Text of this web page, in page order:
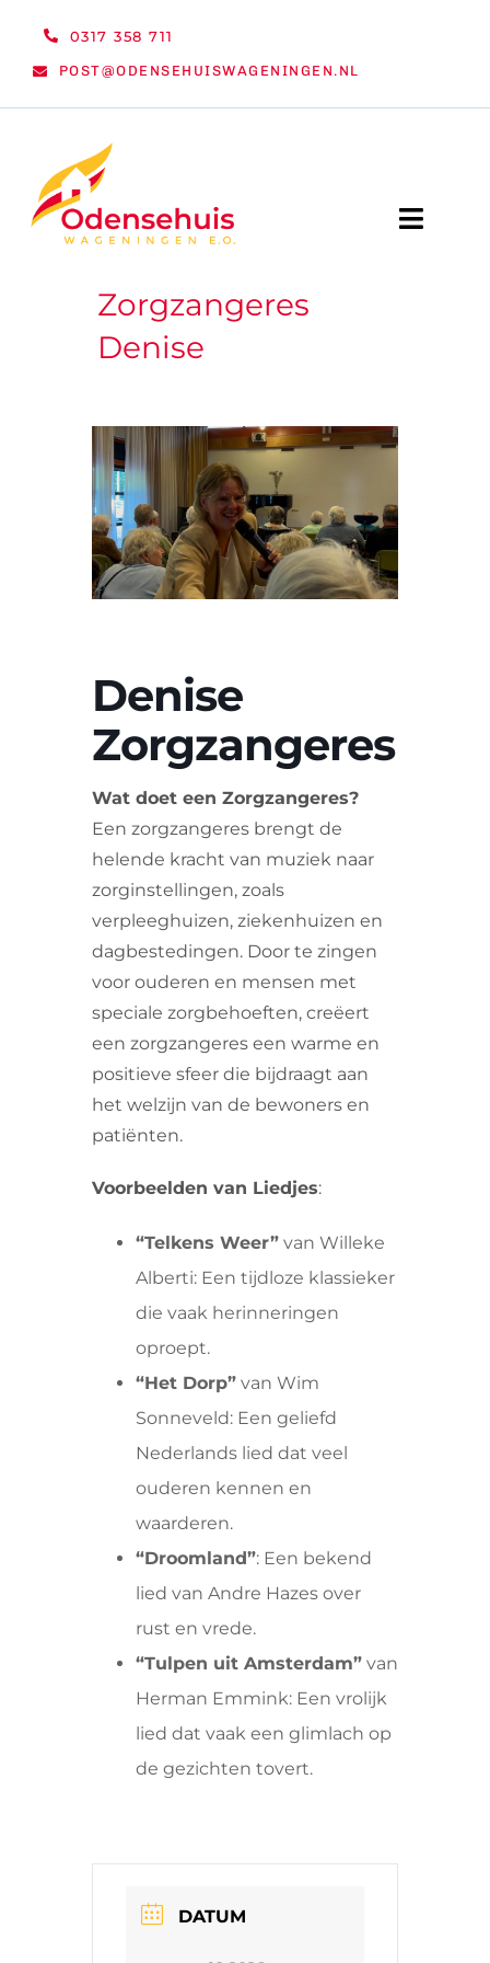
0317 358 711
POST@ODENSEHUISWAGENINGEN.NL
Toggle
WELKOM
ORGANISATIE
VRIJWILLIGERS & STAGIAIRES
CONTACT
Zorgzangeres
Denise
Denise
Zorgzangeres
Wat doet een Zorgzangeres?
Een zorgzangeres brengt de
helende kracht van muziek naar
zorginstellingen, zoals
verpleeghuizen, ziekenhuizen en
dagbestedingen. Door te zingen
voor ouderen en mensen met
speciale zorgbehoeften, creëert
een zorgzangeres een warme en
positieve sfeer die bijdraagt aan
het welzijn van de bewoners en
patiënten.
Voorbeelden van Liedjes:
“Telkens Weer” van Willeke
Alberti: Een tijdloze klassieker
die vaak herinneringen
oproept.
“Het Dorp” van Wim
Sonneveld: Een geliefd
Nederlands lied dat veel
ouderen kennen en
waarderen.
“Droomland”: Een bekend
lied van Andre Hazes over
rust en vrede.
“Tulpen uit Amsterdam” van
Herman Emmink: Een vrolijk
lied dat vaak een glimlach op
de gezichten tovert.
DATUM